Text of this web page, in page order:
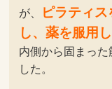
が、
ピラティ
し、薬を服用
内側から固まった
した。